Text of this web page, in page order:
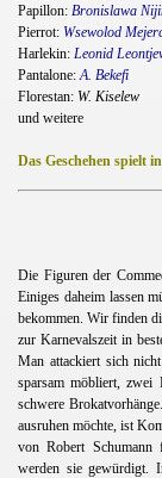
Papillon: Bronislawa
Pierrot: Wsewolod
Harlekin: Leonid
Pantalone: A. Bekefi
Florestan: W. Kiselew
und weitere
Das Geschehen spielt
Die Figuren der
Einiges daheim lassen
bekommen. Wir finden
zur Karnevalszeit in
Man attackiert sich
sparsam möbliert, zwei
schwere
ausruhen möchte, ist
von Robert Schumann
werden sie gewürdigt.